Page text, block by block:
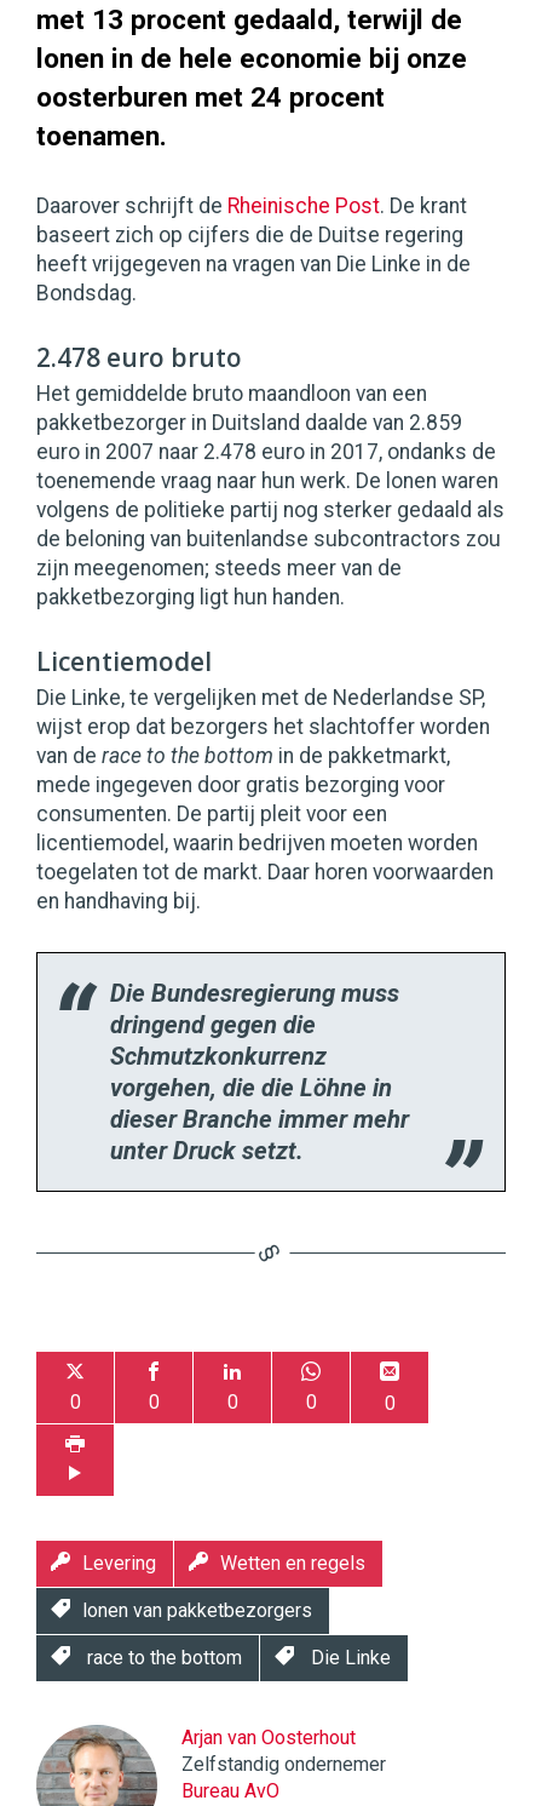
met 13 procent gedaald, terwijl de
lonen in de hele economie bij onze
oosterburen met 24 procent
toenamen.
Daarover schrijft de Rheinische Post. De krant
baseert zich op cijfers die de Duitse regering
heeft vrijgegeven na vragen van Die Linke in de
Bondsdag.
2.478 euro bruto
Het gemiddelde bruto maandloon van een
pakketbezorger in Duitsland daalde van 2.859
euro in 2007 naar 2.478 euro in 2017, ondanks de
toenemende vraag naar hun werk. De lonen waren
volgens de politieke partij nog sterker gedaald als
de beloning van buitenlandse subcontractors zou
zijn meegenomen; steeds meer van de
pakketbezorging ligt hun handen.
Licentiemodel
Die Linke, te vergelijken met de Nederlandse SP,
wijst erop dat bezorgers het slachtoffer worden
van de race to the bottom in de pakketmarkt,
mede ingegeven door gratis bezorging voor
consumenten. De partij pleit voor een
licentiemodel, waarin bedrijven moeten worden
toegelaten tot de markt. Daar horen voorwaarden
en handhaving bij.
Die Bundesregierung muss
dringend gegen die
Schmutzkonkurrenz
vorgehen, die die Löhne in
dieser Branche immer mehr
unter Druck setzt.
0 0 0 0 0
Levering Wetten en regels
lonen van pakketbezorgers
race to the bottom Die Linke
Arjan van Oosterhout
Zelfstandig ondernemer
Bureau AvO